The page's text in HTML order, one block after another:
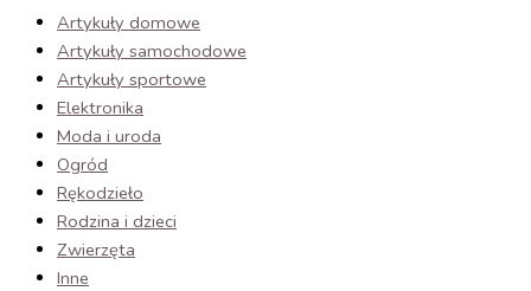
Artykuły domowe
Artykuły samochodowe
Artykuły sportowe
Elektronika
Moda i uroda
Ogród
Rękodzieło
Rodzina i dzieci
Zwierzęta
Inne